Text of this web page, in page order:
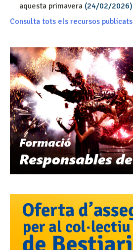
aquesta primavera (24/02/2026)
Consulta tots els recursos publicats